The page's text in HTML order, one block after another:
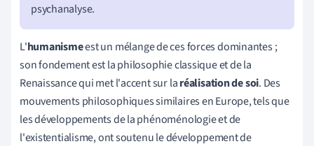
psychanalyse.
L'humanismeest un mélange de ces forces dominantes ;
son fondement est la philosophie classique et de la
Renaissance qui met l'accent sur laréalisation de soi. Des
mouvements philosophiques similaires en Europe, tels que
les développements de la phénoménologie et de
l'existentialisme, ont soutenu le développement de